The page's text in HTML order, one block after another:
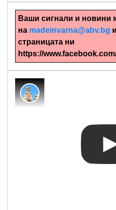
Ваши сигнали и новини
на madeinvarna@abv.bg
страницата ни
https://